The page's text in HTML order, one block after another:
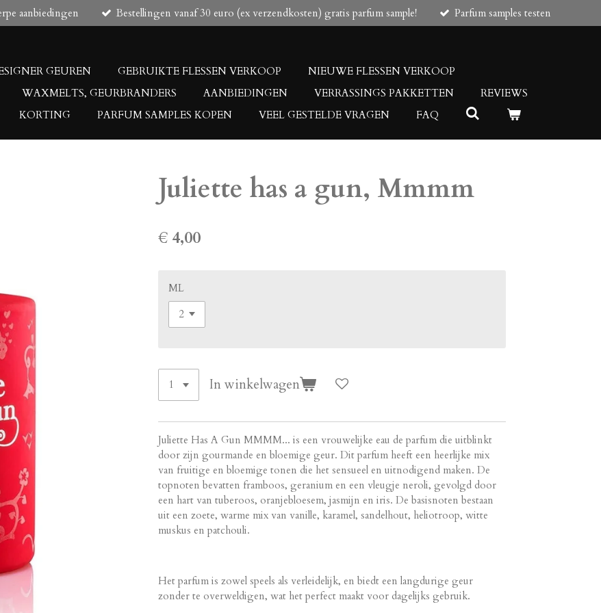
aanbiedingen Bestellingen vanaf 30 euro (ex verzendkosten) gratis parfum sample! Parfum samples testen
GEUREN GEBRUIKTE FLESSEN VERKOOP
NIEUWE FLESSEN VERKOOP
WAXMELTS, GEURBRANDERS AANBIEDINGEN VERRASSINGS PAKKETTEN
REVIEWS
KORTING PARFUM SAMPLES KOPEN VEEL GESTELDE VRAGEN FAQ
Juliette has a gun, Mmmm
€ 4,00
ML
In winkelwagen
Juliette Has A Gun MMMM... is een vrouwelijke eau de parfum die uitblinkt
door zijn gourmande en bloemige geur. Dit parfum heeft een heerlijke mix
van fruitige en bloemige tonen die het sensueel en uitnodigend maken. De
topnoten bevatten framboos, geranium en een vleugje neroli, gevolgd door
een hart van tuberoos, oranjebloesem, jasmijn en iris. De basisnoten bestaan
uit een zoete, warme mix van vanille, karamel, sandelhout, heliotroop, witte
muskus en patchouli​​​​​​.
Het parfum is zowel speels als verleidelijk, en biedt een langdurige geur
zonder te overweldigen, wat het perfect maakt voor dagelijks gebruik​​.